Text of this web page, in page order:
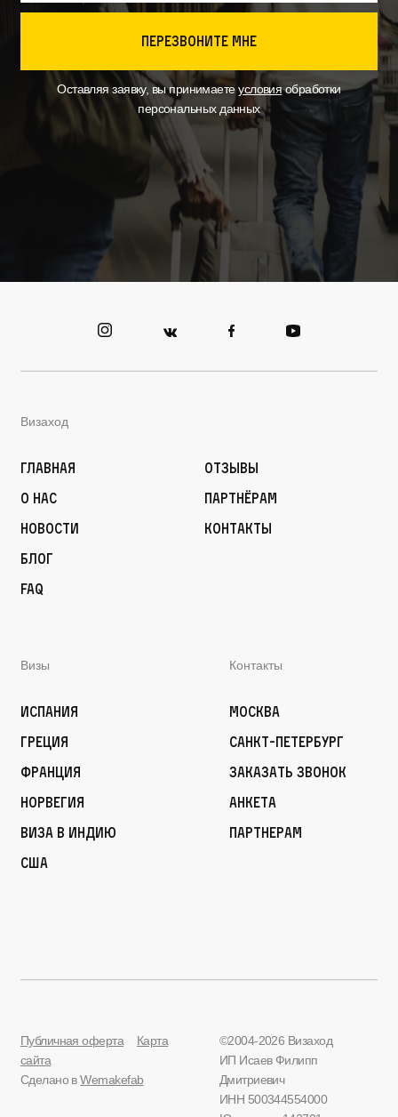
перезвоните мне
Оставляя заявку, вы принимаетеусловияобработки
персональных данных
Визаход
Главная
О нас
Новости
Блог
FAQ
Отзывы
Партнёрам
Контакты
Визы
Испания
Греция
Франция
Норвегия
Виза в Индию
США
Контакты
Москва
Санкт-Петербург
Заказать звонок
Анкета
Партнерам
Публичная оферта
Карта
сайта
Сделано вWemakefab
©2004-2026 Визаход
ИП Исаев Филипп
Дмитриевич
ИНН 500344554000